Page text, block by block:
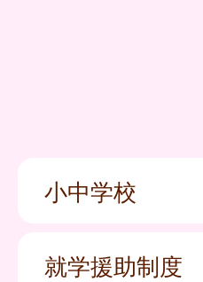
小中学校
就学援助制度